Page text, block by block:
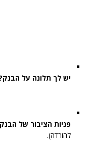
יש לך תלונה על
פניות הציבור של
להורדה).